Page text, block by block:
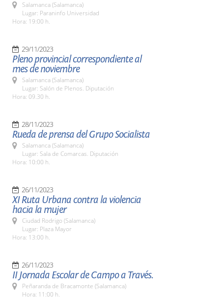
Salamanca (Salamanca)
Lugar: Paraninfo Universidad
Hora: 19:00 h.
29/11/2023
Pleno provincial correspondiente al
mes de noviembre
Salamanca (Salamanca)
Lugar: Salón de Plenos. Diputación
Hora: 09.30 h.
28/11/2023
Rueda de prensa del Grupo Socialista
Salamanca (Salamanca)
Lugar: Sala de Comarcas. Diputación
Hora: 10:00 h.
26/11/2023
XI Ruta Urbana contra la violencia
hacia la mujer
Ciudad Rodrigo (Salamanca)
Lugar: Plaza Mayor
Hora: 13:00 h.
26/11/2023
II Jornada Escolar de Campo a Través.
Peñaranda de Bracamonte (Salamanca)
Hora: 11:00 h.